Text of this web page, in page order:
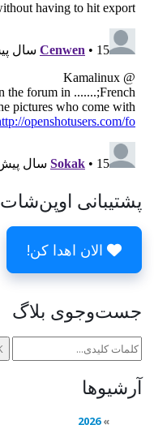
پشتیبانی اوپن‌شات
الان اهدا کن!
جست‌وجوی بلاگ
آرشیوها
2026